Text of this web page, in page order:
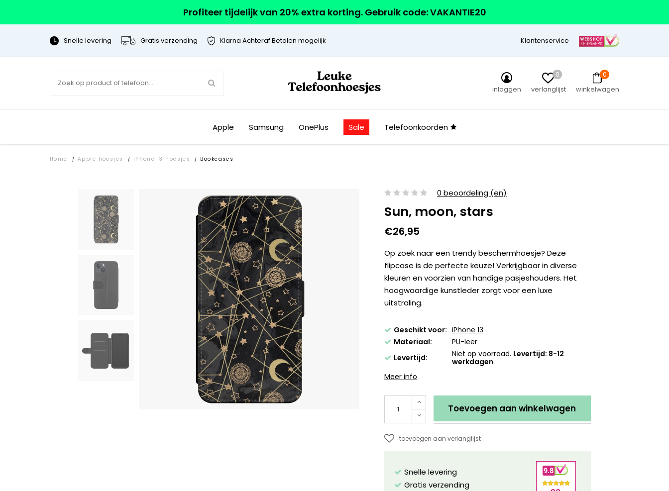
Profiteer tijdelijk van 20% extra korting. Gebruik code: VAKANTIE20
Snelle levering Gratis verzending Klarna Achteraf Betalen mogelijk Klantenservice
inloggen
0
verlanglijst
0
winkelwagen
Apple Samsung OnePlus Sale Telefoonkoorden
Home / Apple hoesjes / iPhone 13 hoesjes / Bookcases
0 beoordeling (en)
Sun, moon, stars
€26,95
Op zoek naar een trendy beschermhoesje? Deze
flipcase is de perfecte keuze! Verkrijgbaar in diverse
kleuren en voorzien van handige pasjeshouders. Het
hoogwaardige kunstleder zorgt voor een luxe
uitstraling.
Geschikt voor: iPhone 13
Materiaal:
PU-leer
Levertijd:
Niet op voorraad. Levertijd: 8-12
werkdagen.
Meer info
Toevoegen aan winkelwagen
toevoegen aan verlanglijst
Snelle levering
Gratis verzending